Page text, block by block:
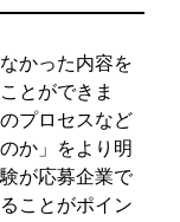
かった内容を
とができま
プロセスなど
か」をより明
が応募企業で
ことがポイン